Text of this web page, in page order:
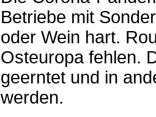
Betriebe mit
oder Wein hart.
Osteuropa fehlen.
geerntet und in
werden.